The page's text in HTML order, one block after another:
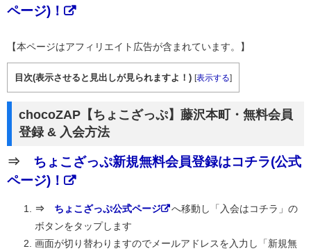
ページ)！
【本ページはアフィリエイト広告が含まれています。】
目次(表示させると見出しが見られますよ！) [表示する]
chocoZAP【ちょこざっぷ】藤沢本町・無料会員
登録 & 入会方法
⇒ ちょこざっぷ新規無料会員登録はコチラ(公式
ページ)！
⇒ ちょこざっぷ公式ページ
へ移動し「入会はコチラ」の
ボタンをタップします
画面が切り替わりますのでメールアドレスを入力し「新規無